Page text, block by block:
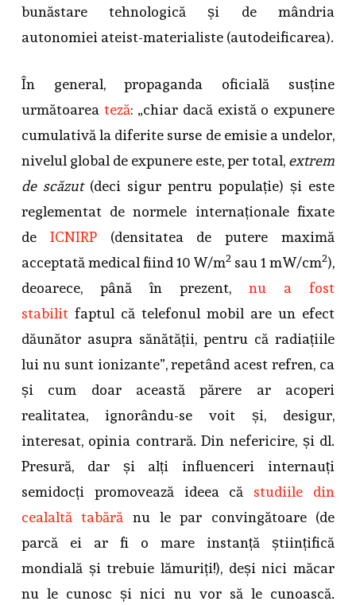
bunăstare tehnologică și de mândria
autonomiei ateist-materialiste (autodeificarea).
În general, propaganda oficială susține
următoarea teză: „chiar dacă există o expunere
cumulativă la diferite surse de emisie a undelor,
nivelul global de expunere este, per total, extrem
de scăzut(deci sigur pentru populație) și este
reglementat de normele internaționale fixate
de ICNIRP(densitatea de putere maximă
acceptată medical fiind 10 W/m2 sau 1 mW/cm2),
deoarece, până în prezent,nu a fost
stabilitfaptul că telefonul mobil are un efect
dăunător asupra sănătății, pentru că radiațiile
lui nu sunt ionizante”, repetând acest refren, ca
și cum doar această părere ar acoperi
realitatea, ignorându-se voit și, desigur,
interesat, opinia contrară. Din nefericire, și dl.
Presură, dar și alți influenceri internauți
semidocți promovează ideea că studiile din
cealaltă tabără nu le par convingătoare (de
parcă ei ar fi o mare instanță științifică
mondială și trebuie lămuriți!), deși nici măcar
nu le cunosc și nici nu vor să le cunoască.